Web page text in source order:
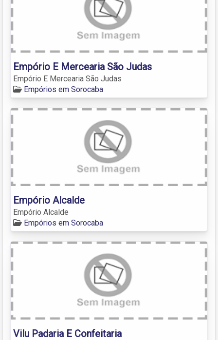
Empório E Mercearia São Judas
Empório E Mercearia São Judas
Empórios em Sorocaba
Empório Alcalde
Empório Alcalde
Empórios em Sorocaba
Vilu Padaria E Confeitaria